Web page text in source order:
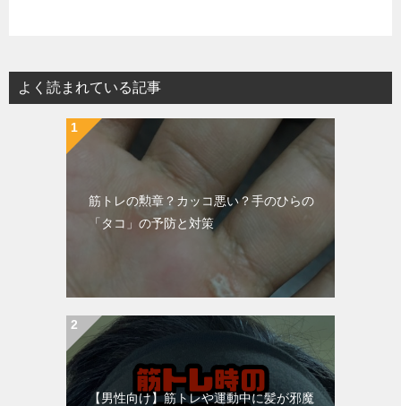
よく読まれている記事
筋トレの勲章？カッコ悪い？手のひらの
「タコ」の予防と対策
【男性向け】筋トレや運動中に髪が邪魔